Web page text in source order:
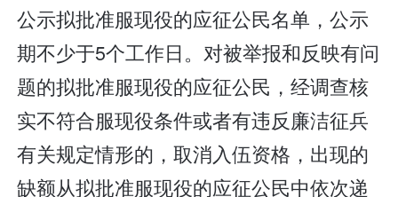
公示拟批准服现役的应征公民名单，公示
期不少于5个工作日。对被举报和反映有问
题的拟批准服现役的应征公民，经调查核
实不符合服现役条件或者有违反廉洁征兵
有关规定情形的，取消入伍资格，出现的
缺额从拟批准服现役的应征公民中依次递